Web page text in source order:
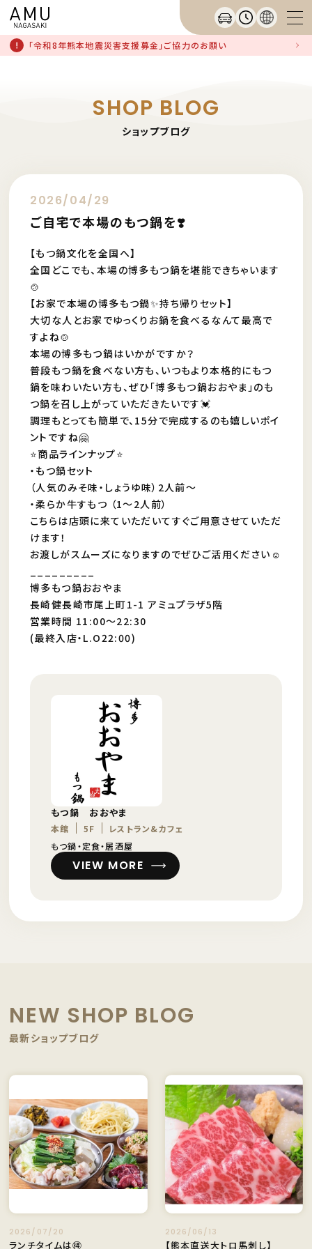
「令和8年熊本地震災害支援募金」ご協力のお願い
SHOP BLOG
ショップブログ
2026/04/29
ご自宅で本場のもつ鍋を❣️
【もつ鍋文化を全国へ】
全国どこでも、本場の博多もつ鍋を堪能できちゃいます
🍲
【お家で本場の博多もつ鍋✨持ち帰りセット】
大切な人とお家でゆっくりお鍋を食べるなんて最高で
すよね🍲
本場の博多もつ鍋はいかがですか？
普段もつ鍋を食べない方も、いつもより本格的にもつ
鍋を味わいたい方も、ぜひ「博多もつ鍋おおやま」のも
つ鍋を召し上がっていただきたいです💓
調理もとっても簡単で、15分で完成するのも嬉しいポイ
ントですね🤗
⭐️商品ラインナップ⭐️
・もつ鍋セット
（人気のみそ味・しょうゆ味）2人前〜
・柔らか牛すもつ （1〜2人前）
こちらは店頭に来ていただいてすぐご用意させていただ
けます！
お渡しがスムーズになりますのでぜひご活用ください☺
博多もつ鍋おおやま
長崎健長崎市尾上町1-1 アミュプラザ5階
営業時間 11:00〜22:30
(最終入店・L.O22:00)
もつ鍋 おおやま
本館 5F
レストラン&カフェ
もつ鍋・定食・居酒屋
VIEW MORE
NEW SHOP BLOG
最新ショップブログ
2026/07/20
ランチタイムは🉐
2026/06/13
【熊本直送大トロ馬刺し】